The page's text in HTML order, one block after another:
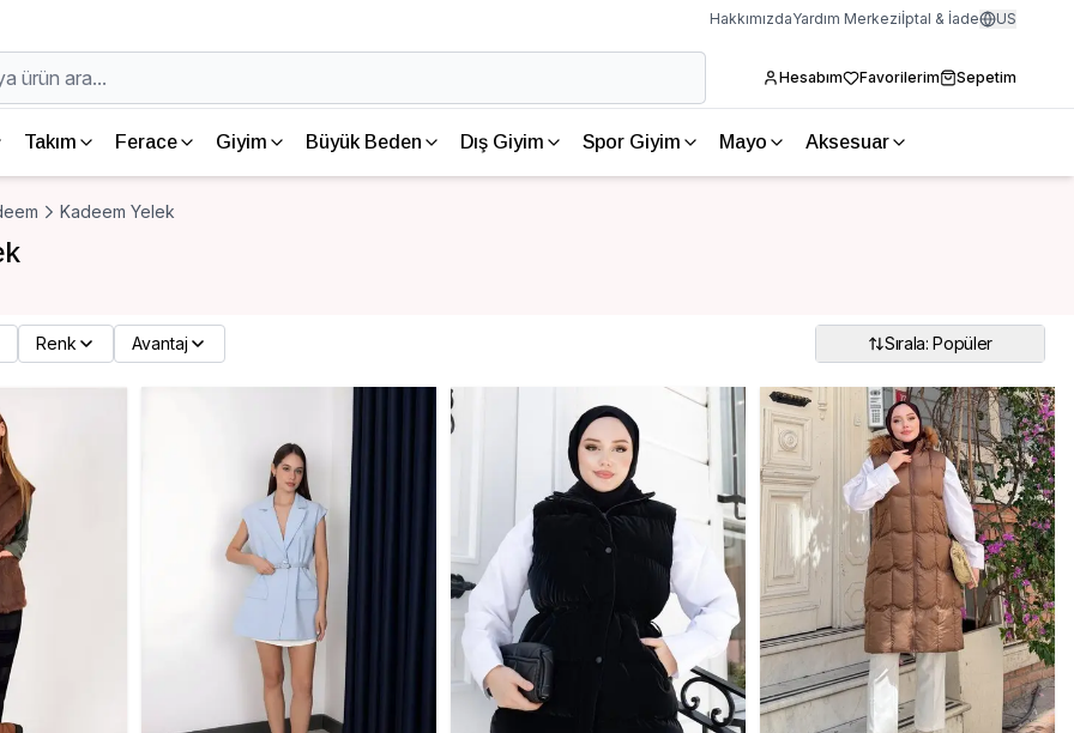
HakkımızdaYardım Merkeziİptal & İade US
Hesabım Favorilerim Sepetim
Takım Ferace Giyim Büyük Beden Dış Giyim Spor Giyim Mayo Aksesuar
Kadeem Yelek
Renk Avantaj Sırala: Popüler